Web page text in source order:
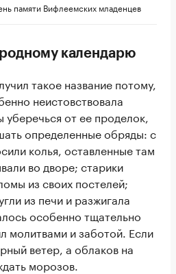
памяти Вифлеемских младенцев
календарю
такое название потому,
неистовствовала
уберечься от ее проделок,
определенные обряды: с
колья, оставленные там
во дворе; старики
из своих постелей;
из печи и разжигала
особенно тщательно
молитвами и заботой. Если
ветер, а облаков на
морозов.